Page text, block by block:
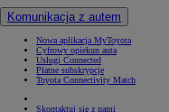
Komunikacja z autem
Nowa aplikacja MyToyota
Cyfrowy opiekun auta
Usługi Connected
Płatne subskrypcje
Toyota Connectivity Match
Skontaktuj się z nami